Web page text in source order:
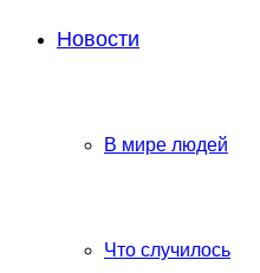
Новости
В мире людей
Что случилось